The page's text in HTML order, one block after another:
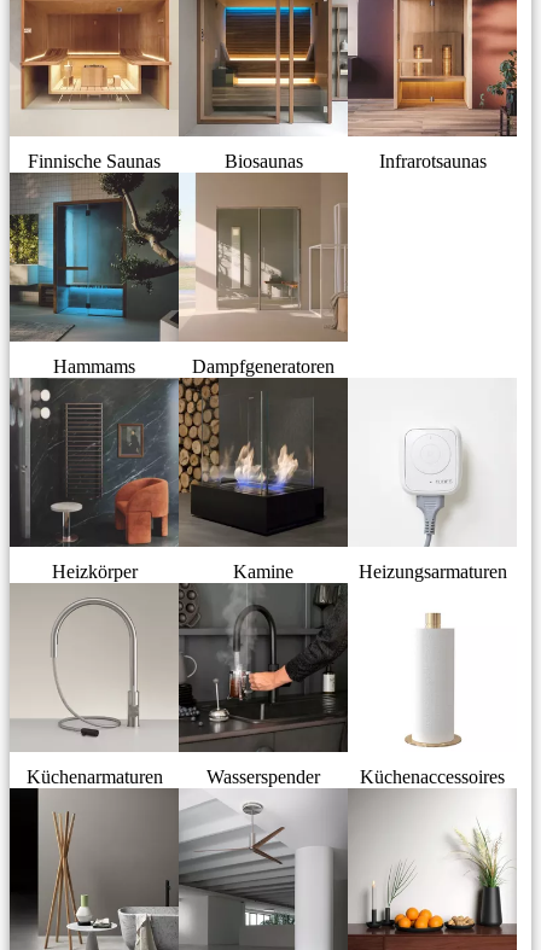
Finnische Saunas Biosaunas Infrarotsaunas
Hammams Dampfgeneratoren
Heizkörper Kamine Heizungsarmaturen
Küchenarmaturen Wasserspender Küchenaccessoires